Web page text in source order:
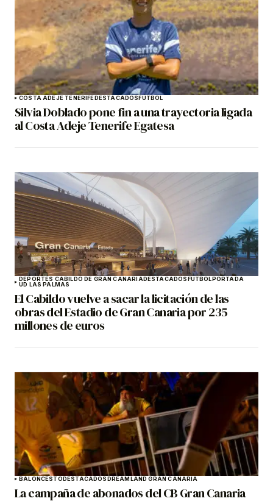
COSTA ADEJE TENERIFEDESTACADOSFÚTBOL
Silvia Doblado pone fin a una trayectoria ligada
al Costa Adeje Tenerife Egatesa
DEPORTES CABILDO DE GRAN CANARIADESTACADOSFÚTBOLPORTADA
UD LAS PALMAS
El Cabildo vuelve a sacar la licitación de las
obras del Estadio de Gran Canaria por 235
millones de euros
BALONCESTODESTACADOSDREAMLAND GRAN CANARIA
La campaña de abonados del CB Gran Canaria